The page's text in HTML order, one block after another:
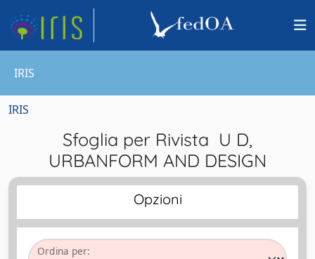
IRIS
IRIS
Sfoglia per Rivista U D,
URBANFORM AND DESIGN
Opzioni
Ordina per: